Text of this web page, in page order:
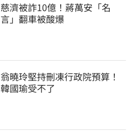
慈濟被詐10億！蔣萬安「名
言」翻車被酸爆
翁曉玲堅持刪凍行政院預算！
韓國瑜受不了